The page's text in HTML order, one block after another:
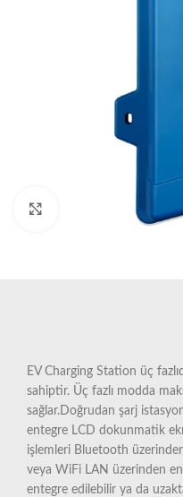
EV Charging Station üç
sahiptir. Üç fazlı modda
sağlar.Doğrudan şarj
entegre LCD dokunmatik
işlemleri Bluetooth
veya WiFi LAN üzerinden
entegre edilebilir ya da